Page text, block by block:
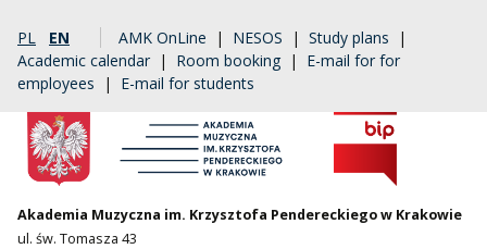
PL EN AMK OnLine | NESOS | Study plans |
Academic calendar | Room booking | E-mail for for
employees | E-mail for students
Akademia Muzyczna im. Krzysztofa Pendereckiego w Krakowie
ul. św. Tomasza 43